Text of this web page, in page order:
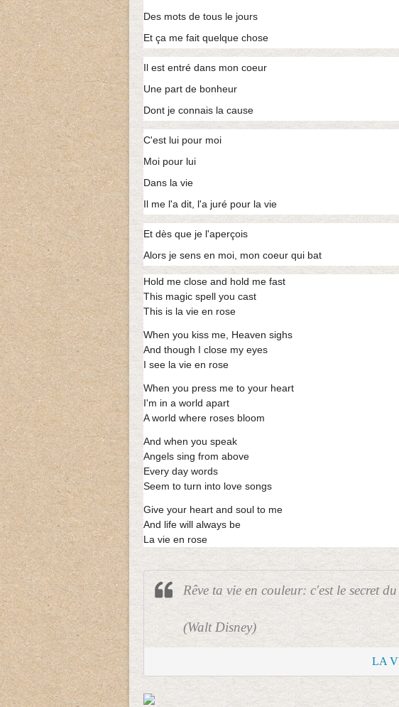
Des mots de tous le jours
Et ça me fait quelque chose
Il est entré dans mon coeur
Une part de bonheur
Dont je connais la cause
C'est lui pour moi
Moi pour lui
Dans la vie
Il me l'a dit, l'a juré pour la vie
Et dès que je l'aperçois
Alors je sens en moi, mon coeur qui bat
Hold me close and hold me fast
This magic spell you cast
This is la vie en rose
When you kiss me, Heaven sighs
And though I close my eyes
I see la vie en rose
When you press me to your heart
I'm in a world apart
A world where roses bloom
And when you speak
Angels sing from above
Every day words
Seem to turn into love songs
Give your heart and soul to me
And life will always be
La vie en rose
Rêve ta vie en couleur: c'est le secret
(Walt Disney)
LA